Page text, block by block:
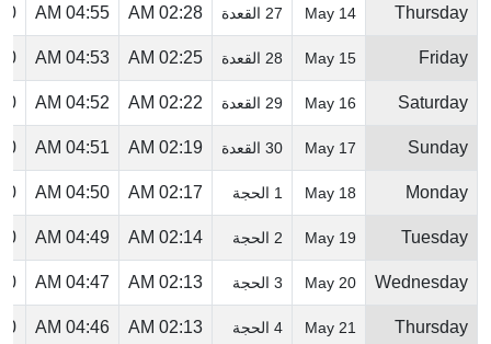
Thursday
14 May 27 القعدة 02:28 AM
04:55 AM
Friday
15 May 28 القعدة 02:25 AM
04:53 AM
Saturday
16 May 29 القعدة 02:22 AM
04:52 AM
Sunday
17 May 30 القعدة 02:19 AM
04:51 AM
Monday
18 May 1 الحجة 02:17 AM
04:50 AM
Tuesday
19 May 2 الحجة 02:14 AM
04:49 AM
Wednesday
20 May 3 الحجة 02:13 AM
04:47 AM
Thursday
21 May 4 الحجة 02:13 AM
04:46 AM